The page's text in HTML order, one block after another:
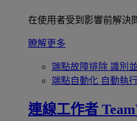
在使用者受到影響前解決
瞭解更多
端點故障排除 識別
端點自動化 自動執
連線工作者